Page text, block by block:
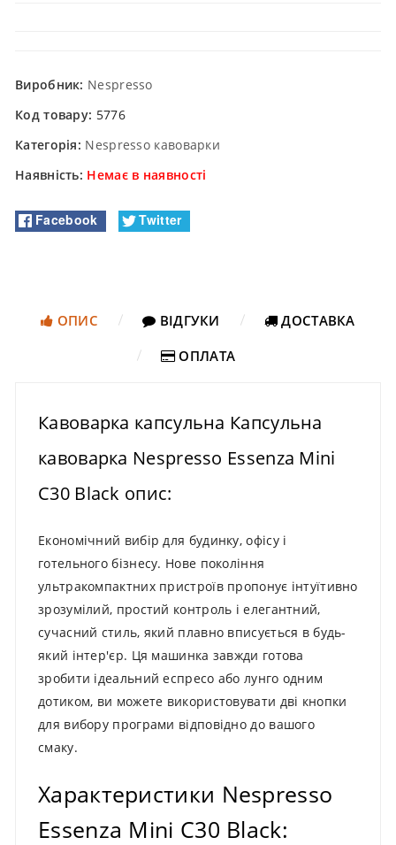
Виробник: Nespresso
Код товару: 5776
Категорія: Nespresso кавоварки
Наявність: Немає в наявності
Facebook Twitter
ОПИС ВІДГУКИ
ДОСТАВКА
ОПЛАТА
Кавоварка капсульна Капсульна
кавоварка Nespresso Essenza Mini
C30 Black опис:
Економічний вибір для будинку, офісу і
готельного бізнесу. Нове покоління
ультракомпактних пристроїв пропонує інтуїтивно
зрозумілий, простий контроль і елегантний,
сучасний стиль, який плавно вписується в будь-
який інтер'єр. Ця машинка завжди готова
зробити ідеальний еспресо або лунго одним
дотиком, ви можете використовувати дві кнопки
для вибору програми відповідно до вашого
смаку.
Характеристики Nespresso
Essenza Mini C30 Black: